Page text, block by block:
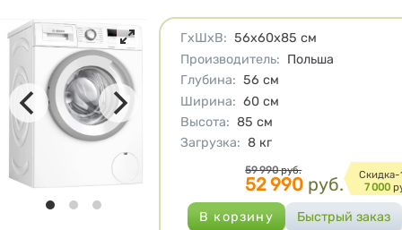
Характеристики
ГхШхВ: 56х60х85 см
Производитель: Польша
Глубина: 56 см
Ширина: 60 см
Высота: 85 см
Загрузка: 8 кг
Цена
59 990 руб.
52 990 руб. Cкидка-
7 000